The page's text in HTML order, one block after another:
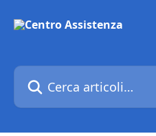
Cerca articoli…